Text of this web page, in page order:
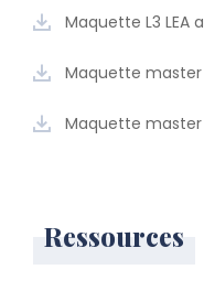
Maquette L3 LEA
Maquette master
Maquette master
Ressources